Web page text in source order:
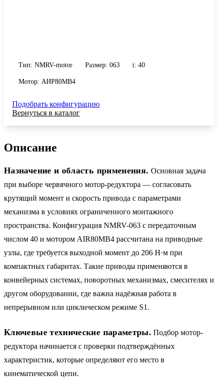
Тип: NMRV-motor Размер: 063 i: 40
Мотор: АИР80MB4
Подобрать конфигурацию
Вернуться в каталог
Описание
Назначение и область применения. Основная задача
при выборе червячного мотор-редуктора — согласовать
крутящий момент и скорость привода с параметрами
механизма в условиях ограниченного монтажного
пространства. Конфигурация NMRV-063 с передаточным
числом 40 и мотором AIR80MB4 рассчитана на приводные
узлы, где требуется выходной момент до 206 Н·м при
компактных габаритах. Такие приводы применяются в
конвейерных системах, поворотных механизмах, смесителях и
другом оборудовании, где важна надёжная работа в
непрерывном или циклическом режиме S1.
Ключевые технические параметры. Подбор мотор-
редуктора начинается с проверки подтверждённых
характеристик, которые определяют его место в
кинематической цепи.